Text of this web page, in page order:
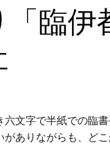
臨伊
文字で半紙での臨
ありながらも、ど